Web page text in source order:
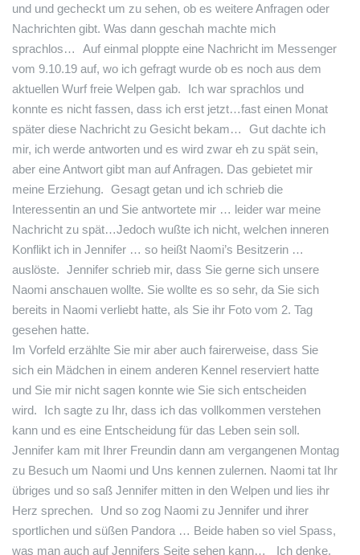
und und gecheckt um zu sehen, ob es weitere Anfragen oder
Nachrichten gibt. Was dann geschah machte mich
sprachlos… Auf einmal ploppte eine Nachricht im Messenger
vom 9.10.19 auf, wo ich gefragt wurde ob es noch aus dem
aktuellen Wurf freie Welpen gab. Ich war sprachlos und
konnte es nicht fassen, dass ich erst jetzt…fast einen Monat
später diese Nachricht zu Gesicht bekam… Gut dachte ich
mir, ich werde antworten und es wird zwar eh zu spät sein,
aber eine Antwort gibt man auf Anfragen. Das gebietet mir
meine Erziehung. Gesagt getan und ich schrieb die
Interessentin an und Sie antwortete mir … leider war meine
Nachricht zu spät…Jedoch wußte ich nicht, welchen inneren
Konflikt ich in Jennifer … so heißt Naomi’s Besitzerin …
auslöste. Jennifer schrieb mir, dass Sie gerne sich unsere
Naomi anschauen wollte. Sie wollte es so sehr, da Sie sich
bereits in Naomi verliebt hatte, als Sie ihr Foto vom 2. Tag
gesehen hatte.
Im Vorfeld erzählte Sie mir aber auch fairerweise, dass Sie
sich ein Mädchen in einem anderen Kennel reserviert hatte
und Sie mir nicht sagen konnte wie Sie sich entscheiden
wird. Ich sagte zu Ihr, dass ich das vollkommen verstehen
kann und es eine Entscheidung für das Leben sein soll.
Jennifer kam mit Ihrer Freundin dann am vergangenen Montag
zu Besuch um Naomi und Uns kennen zulernen. Naomi tat Ihr
übriges und so saß Jennifer mitten in den Welpen und lies ihr
Herz sprechen. Und so zog Naomi zu Jennifer und ihrer
sportlichen und süßen Pandora … Beide haben so viel Spass,
was man auch auf Jennifers Seite sehen kann… Ich denke,